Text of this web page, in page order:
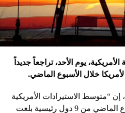
يوم الأحد، تراجعاً جديداً
خلال الأسبوع الماضي.
“متوسط الاستيرادات الأمريكية
من النفط الخام خلال الأسبوع الماضي من 9 دول رئيسية بلغت